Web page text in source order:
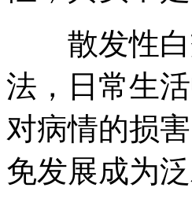
散发性白
法，日常生
对病情的损
免发展成为